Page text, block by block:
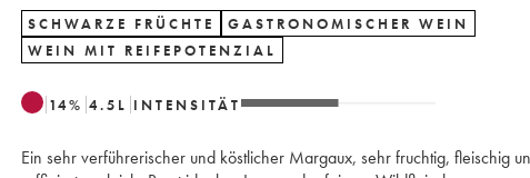
SCHWARZE FRÜCHTE
GASTRONOMISCHER WEIN
WEIN MIT REIFEPOTENZIAL
14% 4.5 L INTENSITÄT
Ein sehr verführerischer und köstlicher Margaux, sehr fruchtig, fleischig